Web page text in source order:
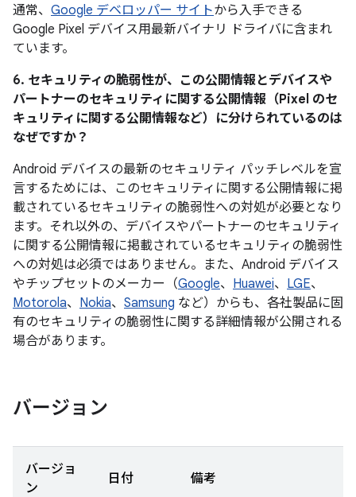
通常、 Google デベロッパー サイトから入手できる
Google Pixel デバイス用最新バイナリ ドライバに含まれ
ています。
6. セキュリティの脆弱性が、この公開情報とデバイスや
パートナーのセキュリティに関する公開情報（Pixel のセ
キュリティに関する公開情報など）に分けられているのは
なぜですか？
Android デバイスの最新のセキュリティ パッチレベルを宣
言するためには、このセキュリティに関する公開情報に掲
載されているセキュリティの脆弱性への対処が必要となり
ます。それ以外の、デバイスやパートナーのセキュリティ
に関する公開情報に掲載されているセキュリティの脆弱性
への対処は必須ではありません。また、Android デバイス
やチップセットのメーカー（Google、 Huawei、 LGE、
Motorola、 Nokia、 Samsung など）からも、各社製品に固
有のセキュリティの脆弱性に関する詳細情報が公開される
場合があります。
バージョン
バージョ
ン
日付 備考